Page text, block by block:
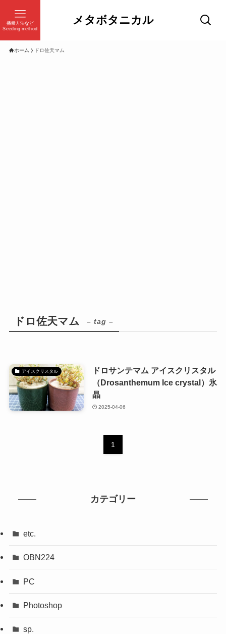
メタボタニカル
播種方法など
Seeding method
ホーム ドロ佐天マム
ドロ佐天マム – tag –
アイスクリスタル
ドロサンテマム アイスクリスタル
（Drosanthemum Ice crystal）氷
晶
2025-04-06
1
カテゴリー
etc.
OBN224
PC
Photoshop
sp.